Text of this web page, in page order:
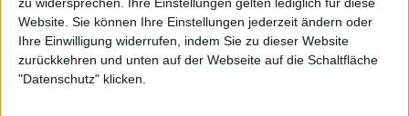
Website. Sie können Ihre Einstellungen jederzeit ändern oder
Ihre Einwilligung widerrufen, indem Sie zu dieser Website
zurückkehren und unten auf der Webseite auf die Schaltfläche
"Datenschutz" klicken.